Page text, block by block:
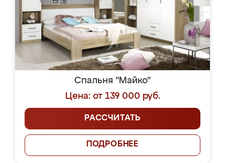
Спальня "Майко"
Цена: от 139 000 руб.
РАССЧИТАТЬ
ПОДРОБНЕЕ